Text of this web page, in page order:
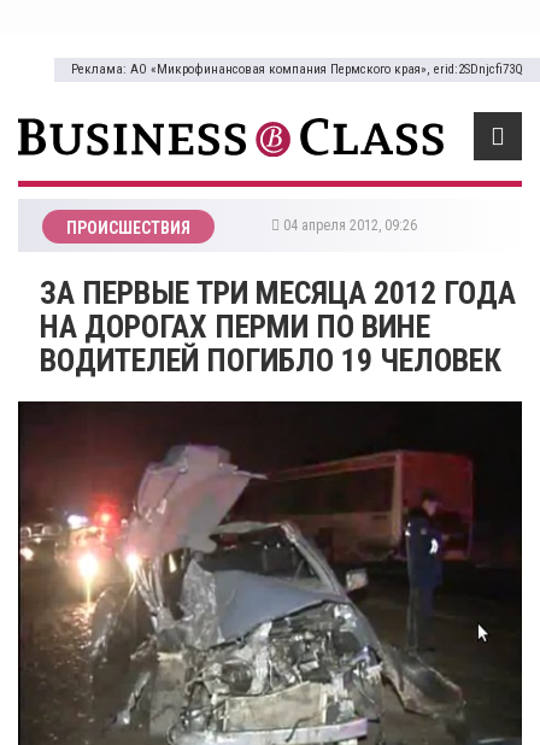
Реклама: АО «Микрофинансовая компания Пермского края», erid:2SDnjcfi73Q
ПРОИСШЕСТВИЯ 04 апреля 2012, 09:26
ЗА ПЕРВЫЕ ТРИ МЕСЯЦА 2012 ГОДА
НА ДОРОГАХ ПЕРМИ ПО ВИНЕ
ВОДИТЕЛЕЙ ПОГИБЛО 19 ЧЕЛОВЕК